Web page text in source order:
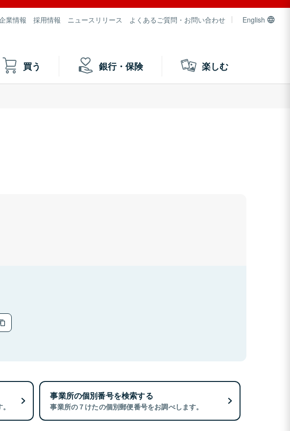
業情報 採用情報 ニュースリリース よくあるご質問・お問い合わせ English
買う 銀行・保険 楽しむ
事業所の個別番号を検索する
事業所の７けたの個別郵便番号をお調べします。